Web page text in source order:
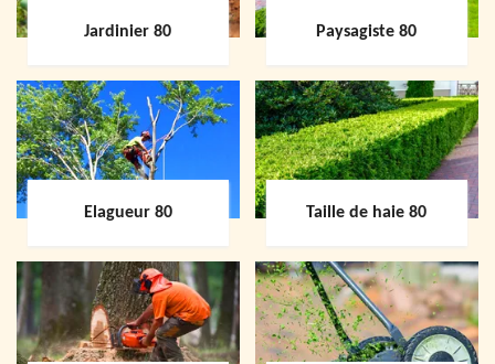
Jardinier 80 Paysagiste 80
Elagueur 80 Taille de haie 80